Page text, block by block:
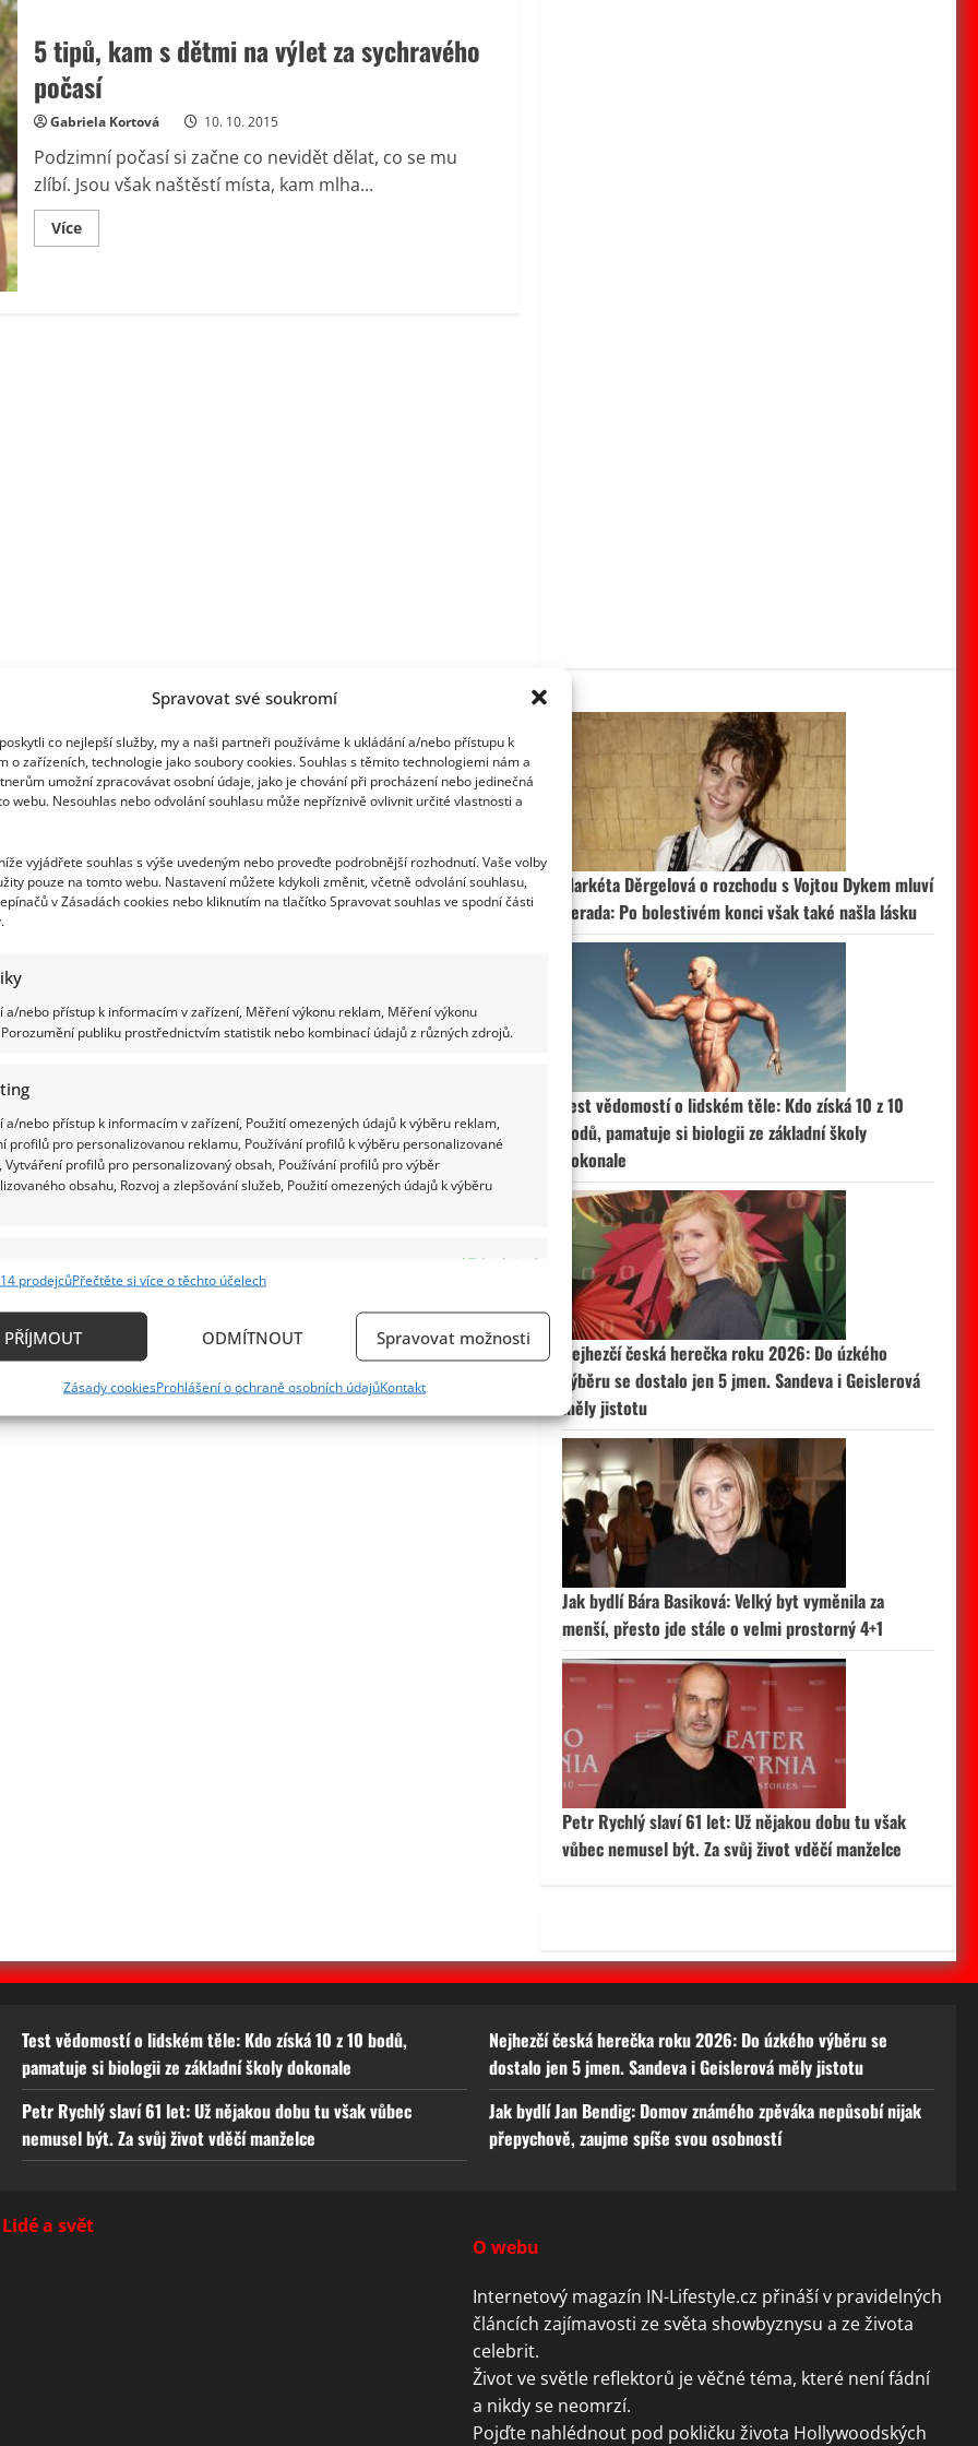
Spravovat své soukromí
co nejlepší služby, my a naši partneři používáme k ukládání a/nebo přístupu k
o zařízeních, technologie jako soubory cookies. Souhlas s těmito technologiemi nám a
umožní zpracovávat osobní údaje, jako je chování při procházení nebo jedinečná
webu. Nesouhlas nebo odvolání souhlasu může nepříznivě ovlivnit určité vlastnosti a
vyjádřete souhlas s výše uvedeným nebo proveďte podrobnější rozhodnutí. Vaše volby
pouze na tomto webu. Nastavení můžete kdykoli změnit, včetně odvolání souhlasu,
v Zásadách cookies nebo kliknutím na tlačítko Spravovat souhlas ve spodní části
a/nebo přístup k informacím v zařízení, Měření výkonu reklam, Měření výkonu
publiku prostřednictvím statistik nebo kombinací údajů z různých zdrojů.
a/nebo přístup k informacím v zařízení, Použití omezených údajů k výběru reklam,
profilů pro personalizovanou reklamu, Používání profilů k výběru personalizované
Vytváření profilů pro personalizovaný obsah, Používání profilů pro výběr
obsahu, Rozvoj a zlepšování služeb, Použití omezených údajů k výběru
Vždy aktivní
zařízení na základě automaticky přenášených informací.
aktivně vyžádaných informací.
prodejcůPřečtěte si více o těchto účelech
PŘÍJMOUT ODMÍTNOUT Spravovat možnosti
Zásady cookiesProhlášení o ochraně osobních údajůKontakt
5 tipů, kam s dětmi na výlet za sychravého
počasí
Gabriela Kortová 10. 10. 2015
Podzimní počasí si začne co nevidět dělat, co se mu
zlíbí. Jsou však naštěstí místa, kam mlha...
VíceRead
more
Markéta Děrgelová o rozchodu s Vojtou Dykem mluví
nerada: Po bolestivém konci však také našla lásku
Test vědomostí o lidském těle: Kdo získá 10 z 10
bodů, pamatuje si biologii ze základní školy
dokonale
Nejhezčí česká herečka roku 2026: Do úzkého
výběru se dostalo jen 5 jmen. Sandeva i Geislerová
měly jistotu
Jak bydlí Bára Basiková: Velký byt vyměnila za
menší, přesto jde stále o velmi prostorný 4+1
Petr Rychlý slaví 61 let: Už nějakou dobu tu však
vůbec nemusel být. Za svůj život vděčí manželce
Test vědomostí o lidském těle: Kdo získá 10 z 10 bodů,
pamatuje si biologii ze základní školy dokonale
Nejhezčí česká herečka roku 2026: Do úzkého výběru se
dostalo jen 5 jmen. Sandeva i Geislerová měly jistotu
Petr Rychlý slaví 61 let: Už nějakou dobu tu však vůbec
nemusel být. Za svůj život vděčí manželce
Jak bydlí Jan Bendig: Domov známého zpěváka nepůsobí nijak
přepychově, zaujme spíše svou osobností
Lidé a svět
O webu
Internetový magazín IN-Lifestyle.cz přináší v pravidelných
článcích zajímavosti ze světa showbyznysu a ze života
celebrit.
Život ve světle reflektorů je věčné téma, které není fádní
a nikdy se neomrzí.
Pojďte nahlédnout pod pokličku života Hollywoodských